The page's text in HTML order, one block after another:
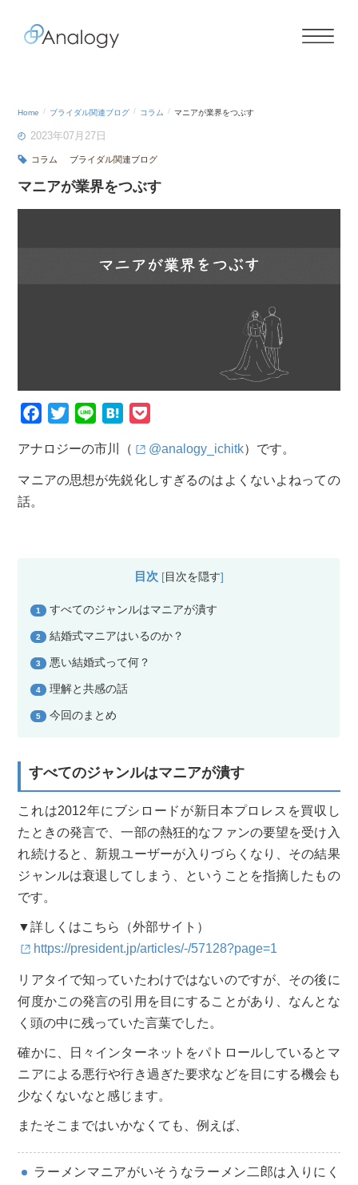
Home ブライダル関連ブログ コラム マニアが業界をつぶす
2023年07月27日
コラム ブライダル関連ブログ
マニアが業界をつぶす
c
e
t
n
e
H
e
c
k
アナロジーの市川（ @analogy_ichitk）です。
マニアの思想が先鋭化しすぎるのはよくないよねっての
話。
目次 [目次を隠す]
1 すべてのジャンルはマニアが潰す
2 結婚式マニアはいるのか？
3 悪い結婚式って何？
4 理解と共感の話
5 今回のまとめ
すべてのジャンルはマニアが潰す
これは2012年にブシロードが新日本プロレスを買収し
たときの発言で、一部の熱狂的なファンの要望を受け入
れ続けると、新規ユーザーが入りづらくなり、その結果
ジャンルは衰退してしまう、ということを指摘したもの
です。
▼詳しくはこちら（外部サイト）
https://president.jp/articles/-/57128?page=1
リアタイで知っていたわけではないのですが、その後に
何度かこの発言の引用を目にすることがあり、なんとな
く頭の中に残っていた言葉でした。
確かに、日々インターネットをパトロールしているとマ
ニアによる悪行や行き過ぎた要求などを目にする機会も
少なくないなと感じます。
またそこまではいかなくても、例えば、
ラーメンマニアがいそうなラーメン二郎は入りにく